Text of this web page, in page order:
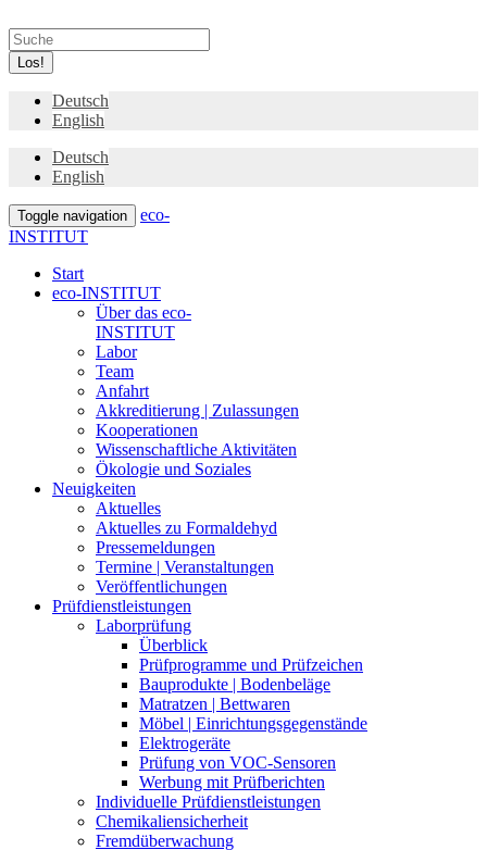
Los!
Deutsch
English
Deutsch
English
Toggle navigation
eco-
INSTITUT
Start
eco-INSTITUT
Über das eco-
INSTITUT
Labor
Team
Anfahrt
Akkreditierung | Zulassungen
Kooperationen
Wissenschaftliche Aktivitäten
Ökologie und Soziales
Neuigkeiten
Aktuelles
Aktuelles zu Formaldehyd
Pressemeldungen
Termine | Veranstaltungen
Veröffentlichungen
Prüfdienstleistungen
Laborprüfung
Überblick
Prüfprogramme und Prüfzeichen
Bauprodukte | Bodenbeläge
Matratzen | Bettwaren
Möbel | Einrichtungsgegenstände
Elektrogeräte
Prüfung von VOC-Sensoren
Werbung mit Prüfberichten
Individuelle Prüfdienstleistungen
Chemikaliensicherheit
Fremdüberwachung